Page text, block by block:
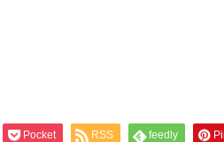
Pocket RSS feedly